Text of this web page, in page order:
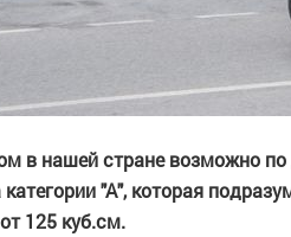
в нашей стране возможно
"А", которая
125 куб.см.